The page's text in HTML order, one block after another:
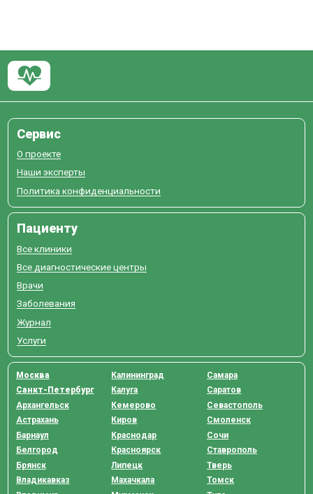
Сервис
О проекте
Наши эксперты
Политика конфиденциальности
Пациенту
Все клиники
Все диагностические центры
Врачи
Заболевания
Журнал
Услуги
Москва
Санкт-Петербург
Архангельск
Астрахань
Барнаул
Белгород
Брянск
Владикавказ
Калининград
Калуга
Кемерово
Киров
Краснодар
Красноярск
Липецк
Махачкала
Самара
Саратов
Севастополь
Смоленск
Сочи
Ставрополь
Тверь
Томск